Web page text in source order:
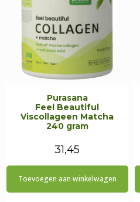
Purasana
Feel Beautiful
Viscollageen Matcha
240 gram
31,45
Toevoegen aan winkelwagen